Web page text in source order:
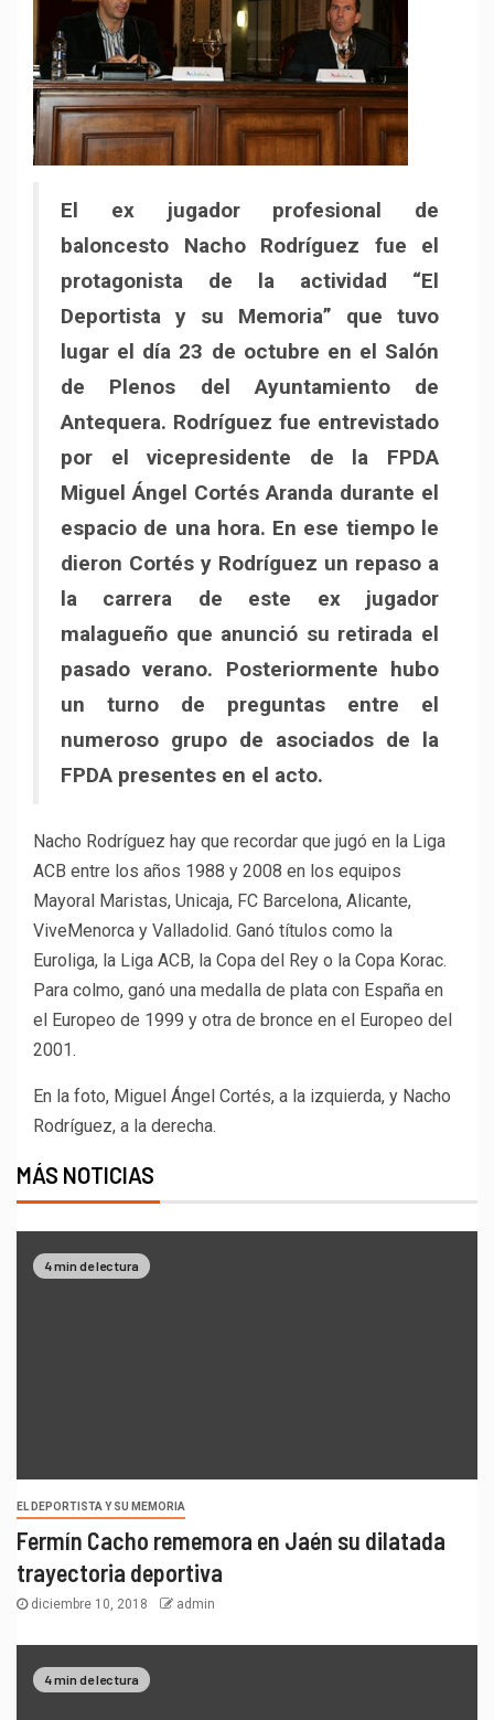
El ex jugador profesional de
baloncesto Nacho Rodríguez fue el
protagonista de la actividad “El
Deportista y su Memoria” que tuvo
lugar el día 23 de octubre en el Salón
de Plenos del Ayuntamiento de
Antequera. Rodríguez fue entrevistado
por el vicepresidente de la FPDA
Miguel Ángel Cortés Aranda durante el
espacio de una hora. En ese tiempo le
dieron Cortés y Rodríguez un repaso a
la carrera de este ex jugador
malagueño que anunció su retirada el
pasado verano. Posteriormente hubo
un turno de preguntas entre el
numeroso grupo de asociados de la
FPDA presentes en el acto.
Nacho Rodríguez hay que recordar que jugó en la Liga
ACB entre los años 1988 y 2008 en los equipos
Mayoral Maristas, Unicaja, FC Barcelona, Alicante,
ViveMenorca y Valladolid. Ganó títulos como la
Euroliga, la Liga ACB, la Copa del Rey o la Copa Korac.
Para colmo, ganó una medalla de plata con España en
el Europeo de 1999 y otra de bronce en el Europeo del
2001.
En la foto, Miguel Ángel Cortés, a la izquierda, y Nacho
Rodríguez, a la derecha.
MÁS NOTICIAS
4 min de lectura
EL DEPORTISTA Y SU MEMORIA
Fermín Cacho rememora en Jaén su dilatada
trayectoria deportiva
diciembre 10, 2018 admin
4 min de lectura